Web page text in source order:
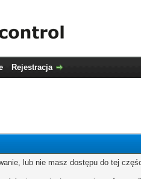
Rejestracja
lub nie masz dostępu do tej